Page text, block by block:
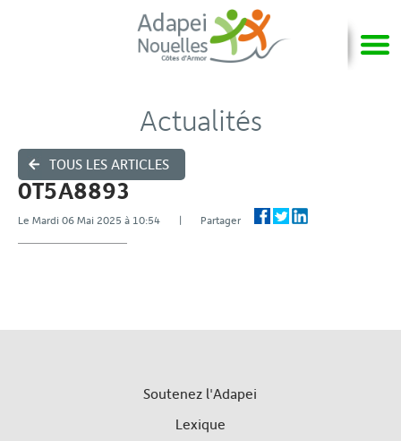
TOUS LES ARTICLES
Actualités
0T5A8893
Le Mardi 06 Mai 2025 à 10:54 | Partager
Soutenez l'Adapei
Lexique